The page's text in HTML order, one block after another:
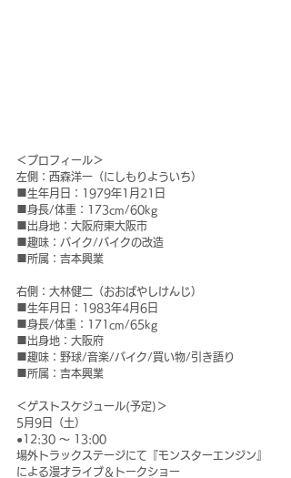
＜プロフィール＞
左側：西森洋一（にしもりよういち）
■生年月日：1979年1月21日
■身長/体重：173cm/60kg
■出身地：大阪府東大阪市
■趣味：バイク/バイクの改造
■所属：吉本興業
右側：大林健二（おおばやしけんじ）
■生年月日：1983年4月6日
■身長/体重：171cm/65kg
■出身地：大阪府
■趣味：野球/音楽/バイク/買い物/引き語り
■所属：吉本興業
＜ゲストスケジュール(予定)＞
5月9日（土）
●12:30 ～ 13:00
場外トラックステージにて『モンスターエンジン』
による漫才ライブ＆トークショー